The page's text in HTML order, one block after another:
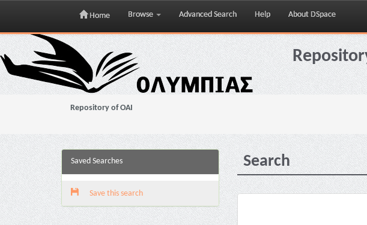
Skip
navigation
Home Browse Advanced Search Help About DSpace
Repository of OAI
Saved Searches
Save this search
Search